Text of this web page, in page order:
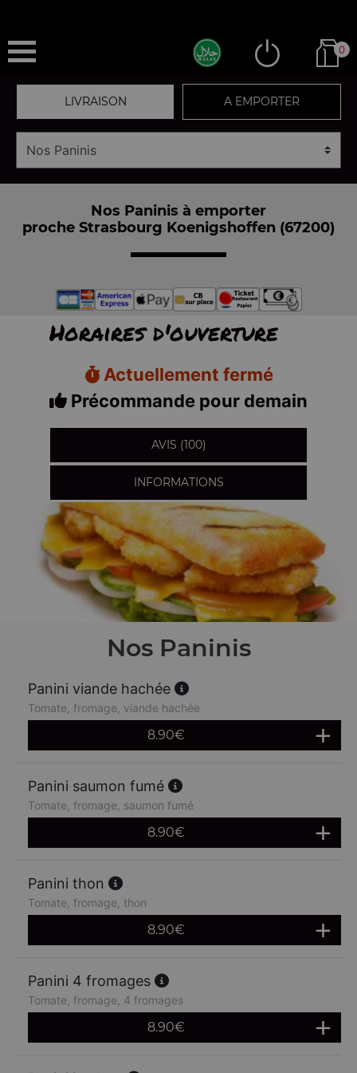
0
LIVRAISON A EMPORTER
Nos Paninis à emporter
proche Strasbourg Koenigshoffen (67200)
Horaires d'ouverture
Actuellement fermé
Précommande pour demain
AVIS (100)
INFORMATIONS
Nos Paninis
Panini viande hachée
Tomate, fromage, viande hachée
8.90€
Panini saumon fumé
Tomate, fromage, saumon fumé
8.90€
Panini thon
Tomate, fromage, thon
8.90€
Panini 4 fromages
Tomate, fromage, 4 fromages
8.90€